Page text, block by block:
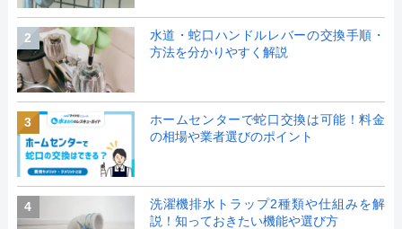
2
水道・蛇口ハンドルレバーの交換手順・
方法を分かりやすく解説
3
ホームセンターで蛇口交換は可能！料金
の相場や業者選びのポイント
4
洗濯機排水トラップ2種類や仕組みを解
説！知っておきたい機能や選び方